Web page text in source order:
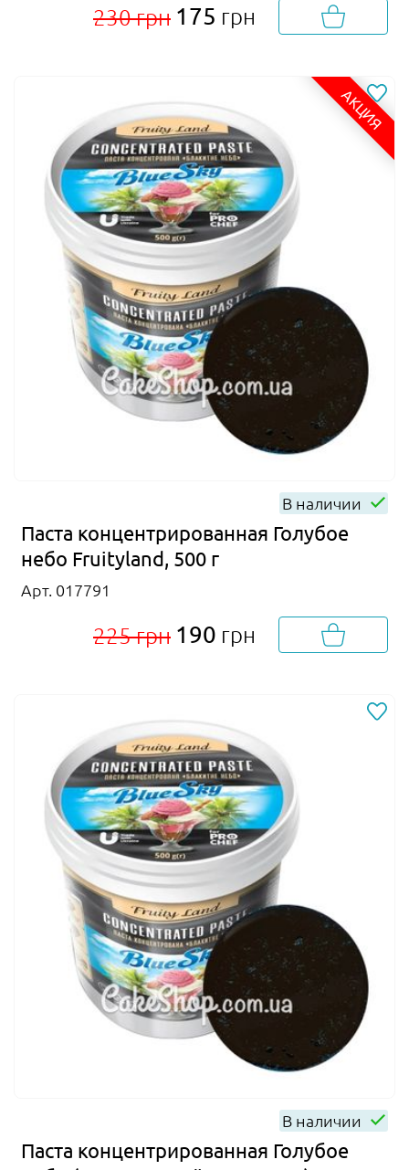
230 грн 175 грн
АКЦИЯ
В наличии
Паста концентрированная Голубое
небо Fruityland, 500 г
Арт. 017791
225 грн 190 грн
В наличии
Паста концентрированная Голубое